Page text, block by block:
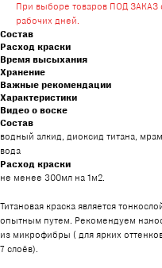
При выборе товаров ПОД ЗАКАЗ
рабочих дней.
Состав
Расход краски
Время высыхания
Хранение
Важные рекомендации
Характеристики
Видео о воске
Состав
водный алкид, диоксид титана,
вода
Расход краски
не менее 300мл на 1м2.
Титановая краска является
опытным путем. Рекомендуем
из микрофибры ( для ярких
7 слоёв).